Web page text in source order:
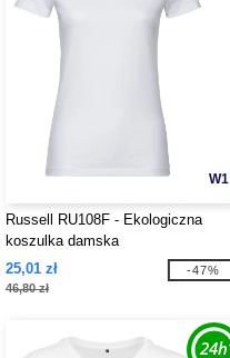
W1
Russell RU108F - Ekologiczna
koszulka damska
25,01 zł
46,80 zł
-47%